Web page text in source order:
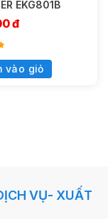
EKG801B
đ
vào giỏ
VỤ- XUẤT